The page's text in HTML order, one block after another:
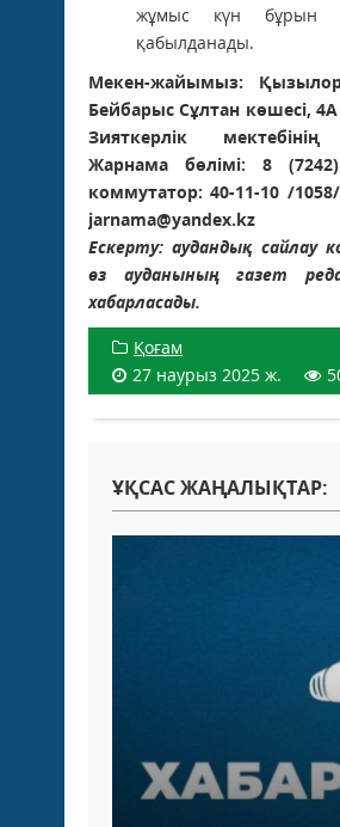
жұмыс күн бұрын
қабылданады.
Мекен-жайымыз:
Бейбарыс Сұлтан көшесі,
Зияткерлік
Жарнама бөлімі: 8
коммутатор: 40-11-10 /
jarnama@yandex.kz
Ескерту: аудандық сайлау
өз ауданының газет
хабарласады.
Қоғам
27 наурыз 2025 ж.
ҰҚСАС ЖАҢАЛЫҚТАР: